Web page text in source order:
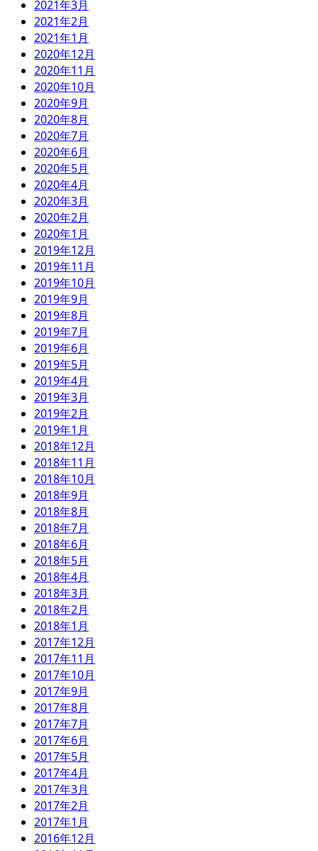
2021年3月
2021年2月
2021年1月
2020年12月
2020年11月
2020年10月
2020年9月
2020年8月
2020年7月
2020年6月
2020年5月
2020年4月
2020年3月
2020年2月
2020年1月
2019年12月
2019年11月
2019年10月
2019年9月
2019年8月
2019年7月
2019年6月
2019年5月
2019年4月
2019年3月
2019年2月
2019年1月
2018年12月
2018年11月
2018年10月
2018年9月
2018年8月
2018年7月
2018年6月
2018年5月
2018年4月
2018年3月
2018年2月
2018年1月
2017年12月
2017年11月
2017年10月
2017年9月
2017年8月
2017年7月
2017年6月
2017年5月
2017年4月
2017年3月
2017年2月
2017年1月
2016年12月